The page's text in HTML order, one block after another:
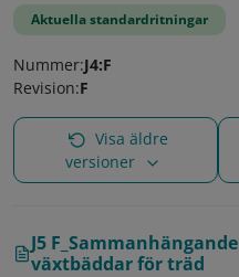
Aktuella standardritningar
Nummer:J4:F
Revision:F
Visa äldre
versioner
J5 F_Sammanhängande
växtbäddar för träd